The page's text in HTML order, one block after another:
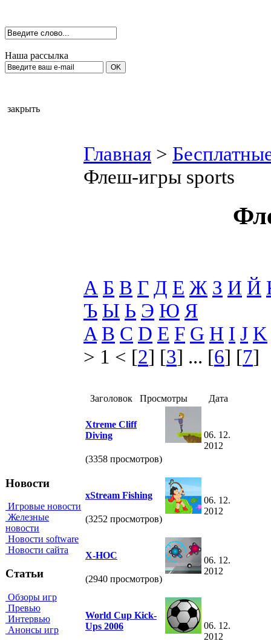
Наша рассылка
закрыть
Новости
Игровые новости
Железные
новости
Новости software
Новости сайта
Статьи
Обзоры игр
Превью
Интервью
Анонсы игр
Главная >
Флеш-игры sports
А Б В Г Д Е Ж З И Й
Ъ Ы Ь Э Ю Я
A B C D E F G H I J K
> 1 < [2] [3] ... [6] [7]
Заголовок Просмотры Дата
Xtreme Cliff
Diving
(3358 просмотров)
06. 12.
2012
xStream Fishing
(3252 просмотров)
06. 12.
2012
X-HOC
(2940 просмотров)
06. 12.
2012
World Cup Kick-
Ups 2006
06. 12.
2012